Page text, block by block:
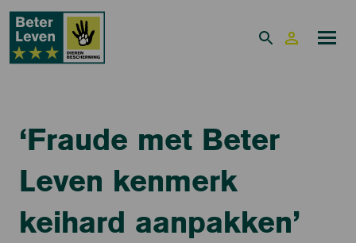
‘Fraude met Beter
Leven kenmerk
keihard aanpakken’